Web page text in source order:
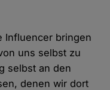
Influencer bringen
uns selbst zu
selbst an den
denen wir dort